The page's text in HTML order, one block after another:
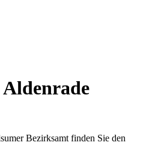
Bezirksamt finden Sie den